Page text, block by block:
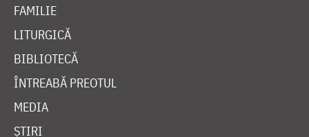
FAMILIE
LITURGICĂ
BIBLIOTECĂ
ÎNTREABĂ PREOTUL
MEDIA
ȘTIRI